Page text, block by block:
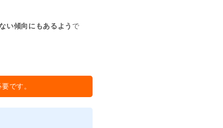
い傾向にもあるよう で
です。